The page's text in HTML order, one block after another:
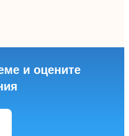
и оцените